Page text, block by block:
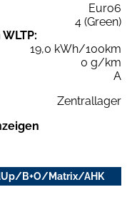
Euro6
4 (Green)
19,0 kWh/100km
0 g/km
A
Zentrallager
B+O/Matrix/AHK